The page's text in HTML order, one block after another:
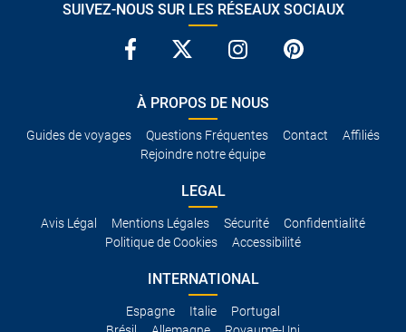
SUIVEZ-NOUS SUR LES RÉSEAUX SOCIAUX
À PROPOS DE NOUS
Guides de voyages Questions Fréquentes Contact
Affiliés
Rejoindre notre équipe
LEGAL
Avis Légal Mentions Légales Sécurité
Confidentialité
Politique de Cookies
Accessibilité
INTERNATIONAL
Espagne Italie
Portugal